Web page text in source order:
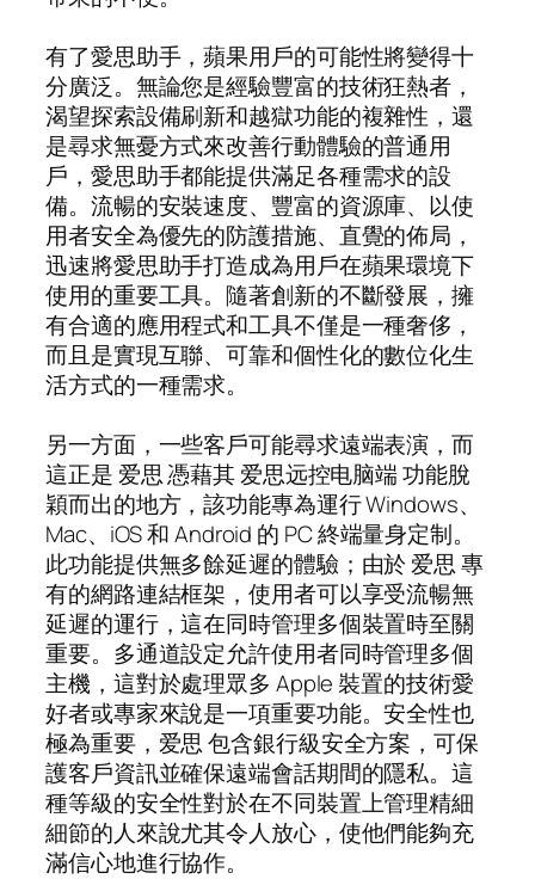
有了愛思助手，蘋果用戶的可能性將變得十
分廣泛。無論您是經驗豐富的技術狂熱者，
渴望探索設備刷新和越獄功能的複雜性，還
是尋求無憂方式來改善行動體驗的普通用
戶，愛思助手都能提供滿足各種需求的設
備。流暢的安裝速度、豐富的資源庫、以使
用者安全為優先的防護措施、直覺的佈局，
迅速將愛思助手打造成為用戶在蘋果環境下
使用的重要工具。隨著創新的不斷發展，擁
有合適的應用程式和工具不僅是一種奢侈，
而且是實現互聯、可靠和個性化的數位化生
活方式的一種需求。
另一方面，一些客戶可能尋求遠端表演，而
這正是 爱思 憑藉其 爱思远控电脑端 功能脫
穎而出的地方，該功能專為運行 Windows、
Mac、iOS 和 Android 的 PC 終端量身定制。
此功能提供無多餘延遲的體驗；由於 爱思 專
有的網路連結框架，使用者可以享受流暢無
延遲的運行，這在同時管理多個裝置時至關
重要。多通道設定允許使用者同時管理多個
主機，這對於處理眾多 Apple 裝置的技術愛
好者或專家來說是一項重要功能。安全性也
極為重要，爱思 包含銀行級安全方案，可保
護客戶資訊並確保遠端會話期間的隱私。這
種等級的安全性對於在不同裝置上管理精細
細節的人來說尤其令人放心，使他們能夠充
滿信心地進行協作。